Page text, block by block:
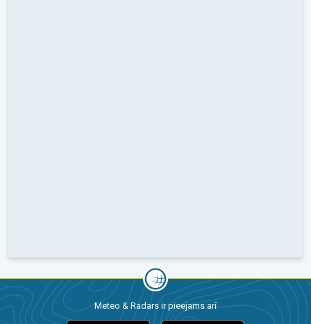
Meteo & Radars ir pieejams arī